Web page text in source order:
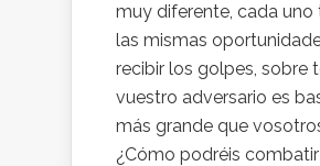
muy diferente, cada uno
las mismas
recibir los golpes, sobre
vuestro adversario es
más grande que
¿Cómo podréis combatir